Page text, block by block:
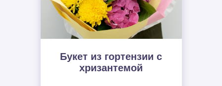
Букет из гортензии с
хризантемой